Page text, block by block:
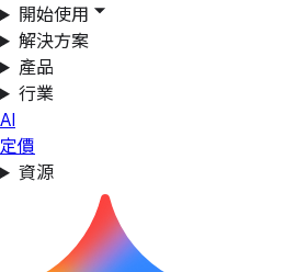
開始使用
解決方案
產品
行業
AI
定價
資源